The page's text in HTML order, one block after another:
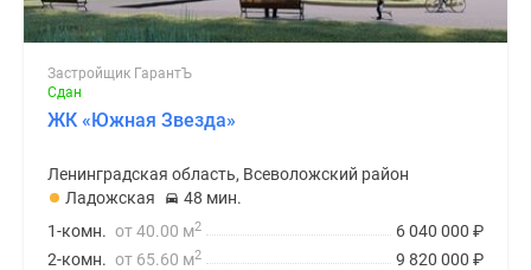
Застройщик ГарантЪ
Сдан
ЖК «Южная Звезда»
Ленинградская область, Всеволожский район
Ладожская
48 мин.
6 040 000 ₽
1-комн. от 40.00 м2
9 820 000 ₽
2-комн. от 65.60 м2